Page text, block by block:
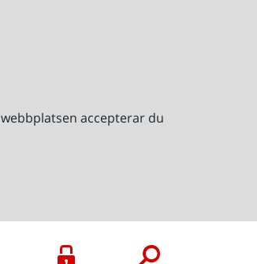
accepterar du